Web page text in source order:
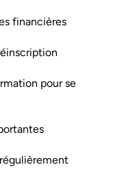
financières
pour se